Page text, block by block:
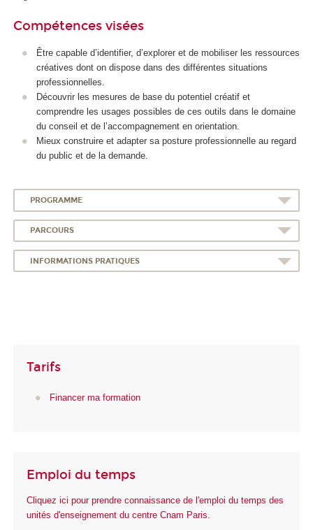
Compétences visées
Être capable d’identifier, d’explorer et de mobiliser les ressources
créatives dont on dispose dans des différentes situations
professionnelles.
Découvrir les mesures de base du potentiel créatif et
comprendre les usages possibles de ces outils dans le domaine
du conseil et de l’accompagnement en orientation.
Mieux construire et adapter sa posture professionnelle au regard
du public et de la demande.
PROGRAMME
PARCOURS
INFORMATIONS PRATIQUES
Tarifs
Financer ma formation
Emploi du temps
Cliquez ici pour prendre connaissance de l'emploi du temps des
unités d'enseignement du centre Cnam Paris.